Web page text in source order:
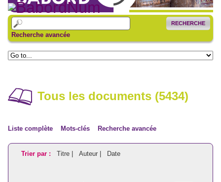
RECHERCHE
Recherche avancée
Tous les documents (5434)
Liste complète Mots-clés Recherche avancée
Trier par : Titre | Auteur | Date